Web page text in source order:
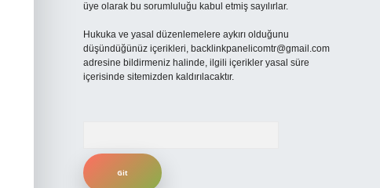
üye olarak bu sorumluluğu kabul etmiş sayılırlar.
Hukuka ve yasal düzenlemelere aykırı olduğunu
düşündüğünüz içerikleri, backlinkpanelicomtr@gmail.com
adresine bildirmeniz halinde, ilgili içerikler yasal süre
içerisinde sitemizden kaldırılacaktır.